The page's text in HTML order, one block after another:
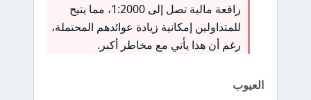
رافعة مالية تصل إلى 1:2000، مما يتيح
للمتداولين إمكانية زيادة عوائدهم المحتملة،
رغم أن هذا يأتي مع مخاطر أكبر.
العيوب